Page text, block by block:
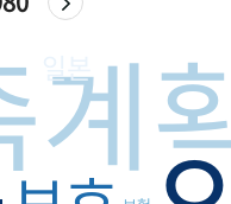
계
일본